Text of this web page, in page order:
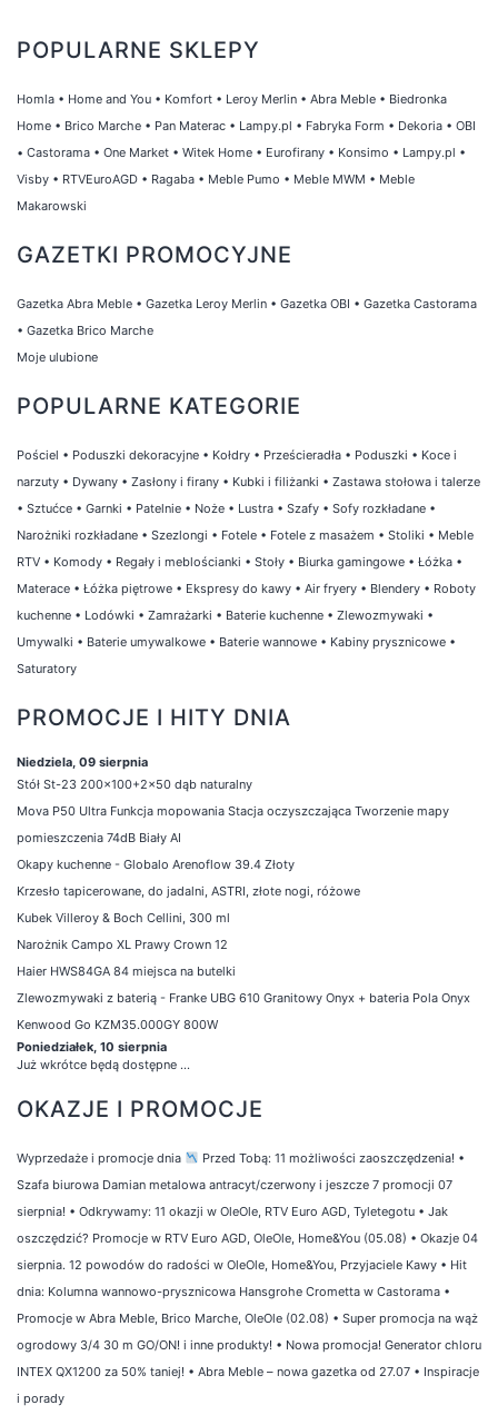
POPULARNE SKLEPY
Homla • Home and You • Komfort • Leroy Merlin • Abra Meble • Biedronka
Home • Brico Marche • Pan Materac • Lampy.pl • Fabryka Form • Dekoria • OBI
• Castorama • One Market • Witek Home • Eurofirany • Konsimo • Lampy.pl •
Visby • RTVEuroAGD • Ragaba • Meble Pumo • Meble MWM • Meble
Makarowski
GAZETKI PROMOCYJNE
Gazetka Abra Meble • Gazetka Leroy Merlin • Gazetka OBI • Gazetka Castorama
• Gazetka Brico Marche
Moje ulubione
POPULARNE KATEGORIE
Pościel • Poduszki dekoracyjne • Kołdry • Prześcieradła • Poduszki • Koce i
narzuty • Dywany • Zasłony i firany • Kubki i filiżanki • Zastawa stołowa i talerze
• Sztućce • Garnki • Patelnie • Noże • Lustra • Szafy • Sofy rozkładane •
Narożniki rozkładane • Szezlongi • Fotele • Fotele z masażem • Stoliki • Meble
RTV • Komody • Regały i meblościanki • Stoły • Biurka gamingowe • Łóżka •
Materace • Łóżka piętrowe • Ekspresy do kawy • Air fryery • Blendery • Roboty
kuchenne • Lodówki • Zamrażarki • Baterie kuchenne • Zlewozmywaki •
Umywalki • Baterie umywalkowe • Baterie wannowe • Kabiny prysznicowe •
Saturatory
PROMOCJE I HITY DNIA
Niedziela, 09 sierpnia
Stół St-23 200x100+2x50 dąb naturalny
Mova P50 Ultra Funkcja mopowania Stacja oczyszczająca Tworzenie mapy
pomieszczenia 74dB Biały AI
Okapy kuchenne - Globalo Arenoflow 39.4 Złoty
Krzesło tapicerowane, do jadalni, ASTRI, złote nogi, różowe
Kubek Villeroy & Boch Cellini, 300 ml
Narożnik Campo XL Prawy Crown 12
Haier HWS84GA 84 miejsca na butelki
Zlewozmywaki z baterią - Franke UBG 610 Granitowy Onyx + bateria Pola Onyx
Kenwood Go KZM35.000GY 800W
Poniedziałek, 10 sierpnia
Już wkrótce będą dostępne ...
OKAZJE I PROMOCJE
Wyprzedaże i promocje dnia Przed Tobą: 11 możliwości zaoszczędzenia!•
Szafa biurowa Damian metalowa antracyt/czerwony i jeszcze 7 promocji 07
sierpnia! • Odkrywamy: 11 okazji w OleOle, RTV Euro AGD, Tyletegotu • Jak
oszczędzić? Promocje w RTV Euro AGD, OleOle, Home&You (05.08) • Okazje 04
sierpnia. 12 powodów do radości w OleOle, Home&You, Przyjaciele Kawy • Hit
dnia: Kolumna wannowo-prysznicowa Hansgrohe Crometta w Castorama •
Promocje w Abra Meble, Brico Marche, OleOle (02.08) • Super promocja na wąż
ogrodowy 3/4 30 m GO/ON! i inne produkty! • Nowa promocja! Generator chloru
INTEX QX1200 za 50% taniej! • Abra Meble – nowa gazetka od 27.07 • Inspiracje
i porady